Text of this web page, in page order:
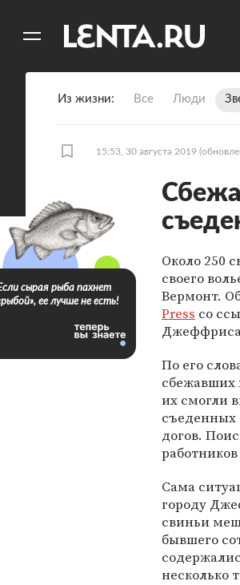
Из жизни Все Люди
15:53, 30 августа 2019
Около 250
своего
Вермонт.
Press со
По его
сбежавших
их смогли
съеденных
догов.
Сама
городу
свиньи
бывшего
несколько
сырая рыба пахнет
ее лучше не есть!